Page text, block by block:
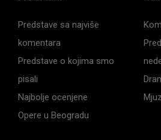
Predstave sa najviše
komentara
Predstave o kojima smo
pisali
Najbolje ocenjene
Opere u Beogradu